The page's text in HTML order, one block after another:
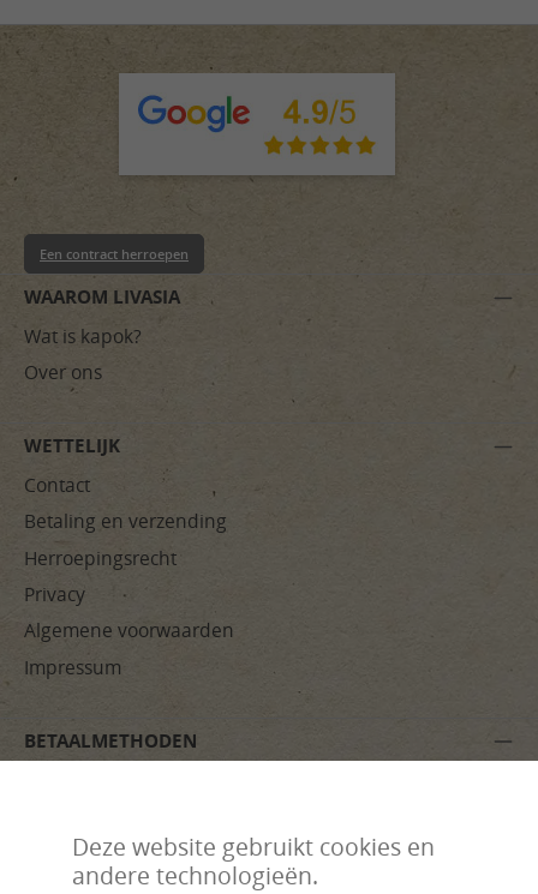
WAAROM LIVASIA
Wat is kapok?
Over ons
WETTELIJK
Contact
Betaling en verzending
Herroepingsrecht
Privacy
Algemene voorwaarden
Impressum
Een contract herroepen
BETAALMETHODEN
Deze website gebruikt cookies en
andere technologieën.